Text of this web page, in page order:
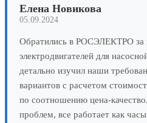
Елена Новикова
05.09.2024
Обратились в РОСЭЛЕКТРО за
электродвигателей для
детально изучил наши
вариантов с расчетом
по соотношению цена-
проблем, все работает как